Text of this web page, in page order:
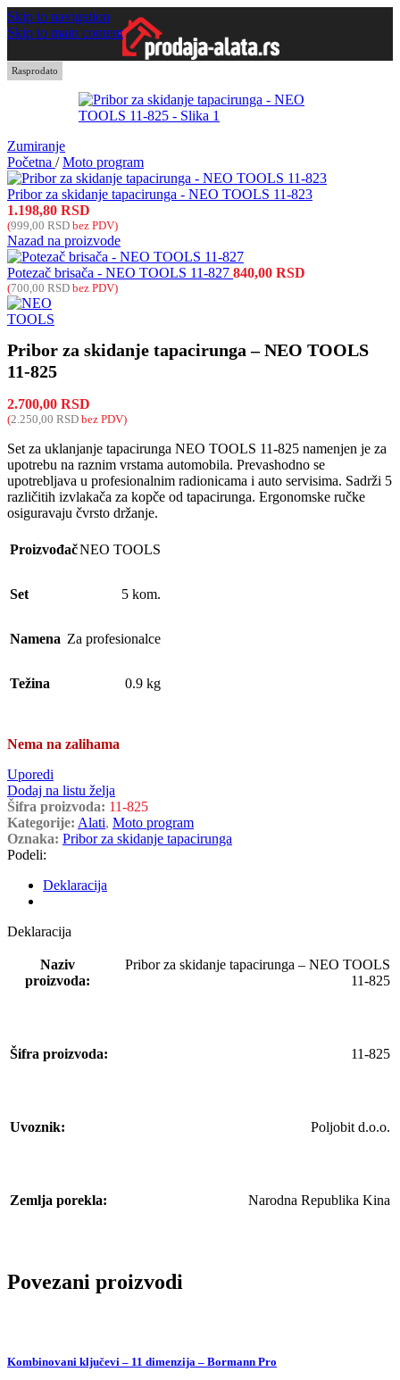
Skip to navigation
Skip to main content
Rasprodato
Zumiranje
Početna / Moto program
Pribor za skidanje tapacirunga - NEO TOOLS 11-823
1.198,80 RSD
(999,00 RSD bez PDV)
Nazad na proizvode
Potezač brisača - NEO TOOLS 11-827 840,00 RSD
(700,00 RSD bez PDV)
Pribor za skidanje tapacirunga – NEO TOOLS
11-825
2.700,00 RSD
(2.250,00 RSD bez PDV)
Set za uklanjanje tapacirunga NEO TOOLS 11-825 namenjen je za
upotrebu na raznim vrstama automobila. Prevashodno se
upotrebljava u profesionalnim radionicama i auto servisima. Sadrži 5
različitih izvlakača za kopče od tapacirunga. Ergonomske ručke
osiguravaju čvrsto držanje.
ProizvođačNEO TOOLS
Set 5 kom.
Namena Za profesionalce
Težina 0.9 kg
Nema na zalihama
Uporedi
Dodaj na listu želja
Šifra proizvoda: 11-825
Kategorije: Alati, Moto program
Oznaka: Pribor za skidanje tapacirunga
Podeli:
Deklaracija
Deklaracija
Naziv
proizvoda:
Pribor za skidanje tapacirunga – NEO TOOLS
11-825
Šifra proizvoda: 11-825
Uvoznik: Poljobit d.o.o.
Zemlja porekla: Narodna Republika Kina
Povezani proizvodi
Kombinovani ključevi – 11 dimenzija – Bormann Pro